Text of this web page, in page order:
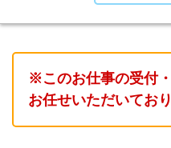
※このお仕事の受付
お任せいただいており